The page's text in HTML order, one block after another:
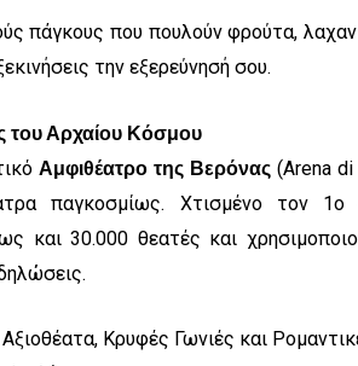
πάγκους που πουλούν φρούτα,
την εξερεύνησή σου.
του Αρχαίου Κόσμου
Αμφιθέατρο της Βερόνας (Arena di
παγκοσμίως. Χτισμένο τον
και 30.000 θεατές και